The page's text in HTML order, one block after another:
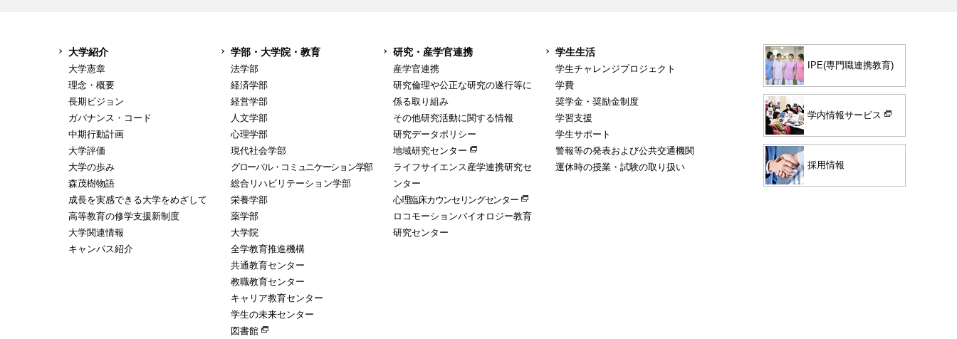
大学紹介
大学憲章
理念・概要
長期ビジョン
ガバナンス・コード
中期行動計画
大学評価
大学の歩み
森茂樹物語
成長を実感できる大学をめざして
高等教育の修学支援新制度
大学関連情報
キャンパス紹介
学部・大学院・教育
法学部
経済学部
経営学部
人文学部
心理学部
現代社会学部
グローバル・コミュニケーション学部
総合リハビリテーション学部
栄養学部
薬学部
大学院
全学教育推進機構
共通教育センター
教職教育センター
キャリア教育センター
学生の未来センター
図書館
研究・産学官連携
産学官連携
研究倫理や公正な研究の遂行等に
係る取り組み
その他研究活動に関する情報
研究データポリシー
地域研究センター
ライフサイエンス産学連携研究セ
ンター
心理臨床カウンセリングセンター
ロコモーションバイオロジー教育
研究センター
学生生活
学生チャレンジプロジェクト
学費
奨学金・奨励金制度
学習支援
学生サポート
警報等の発表および公共交通機関
運休時の授業・試験の取り扱い
IPE(専門職連携教育)
学内情報サービス
採用情報